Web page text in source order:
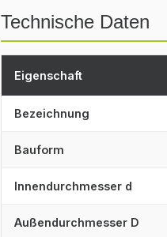
Technische Daten
Eigenschaft
Bezeichnung
Bauform
Innendurchmesser d
Außendurchmesser D